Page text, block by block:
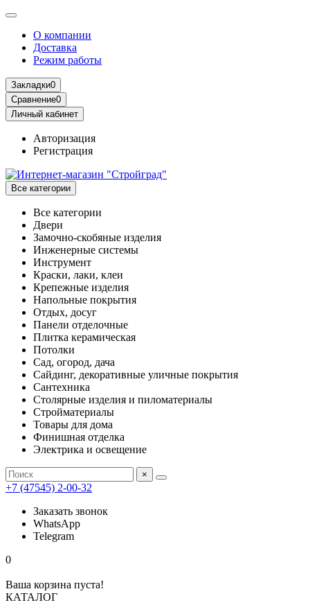
О компании
Доставка
Режим работы
Закладки0
Сравнение0
Личный кабинет
Авторизация
Регистрация
Все категории
Все категории
Двери
Замочно-скобяные изделия
Инженерные системы
Инструмент
Краски, лаки, клеи
Крепежные изделия
Напольные покрытия
Отдых, досуг
Панели отделочные
Плитка керамическая
Потолки
Сад, огород, дача
Сайдинг, декоративные уличные покрытия
Сантехника
Столярные изделия и пиломатериалы
Стройматериалы
Товары для дома
Финишная отделка
Электрика и освещение
×
+7 (47545) 2-00-32
Заказать звонок
WhatsApp
Telegram
0
Ваша корзина пуста!
КАТАЛОГ